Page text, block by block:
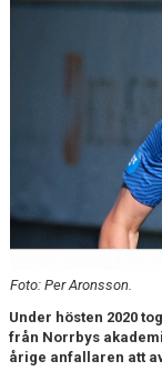
TRUPPEN
TABELL ETTAN
Foto: Per Aronsson.
Under hösten 2020
från Norrbys
årige anfallaren att